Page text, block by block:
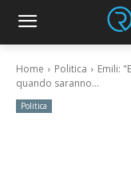
Home Politica
Emili:
quando saranno...
Politica